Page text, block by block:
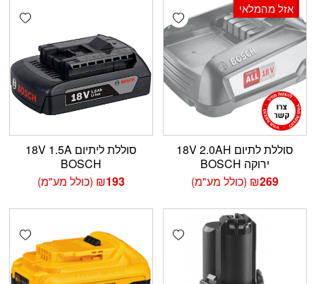
Add wishlist אזל מהמלאי
סוללת לתיום 18V 2.0AH
ירוקה BOSCH
₪269 (כולל מע"מ)
סוללת ליתיום 18V 1.5A
BOSCH
₪193 (כולל מע"מ)
Add wishlist